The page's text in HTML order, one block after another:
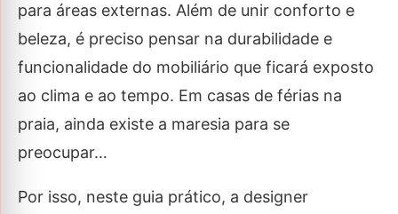
para áreas externas. Além de unir conforto e
beleza, é preciso pensar na durabilidade e
funcionalidade do mobiliário que ficará exposto
ao clima e ao tempo. Em casas de férias na
praia, ainda existe a maresia para se
preocupar…
Por isso, neste guia prático, a designer